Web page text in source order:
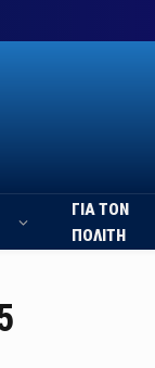
ΓΙΑ ΤΟΝ
ΠΟΛΙΤΗ